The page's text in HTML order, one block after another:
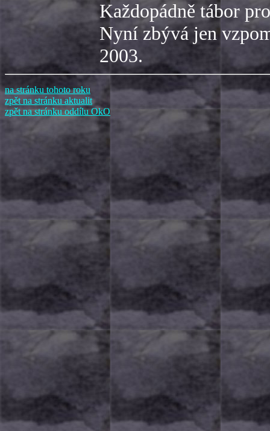
Každopádně tábor
Nyní zbývá jen
2003.
na stránku tohoto roku
zpět na stránku aktualit
zpět na stránku oddílu OkO